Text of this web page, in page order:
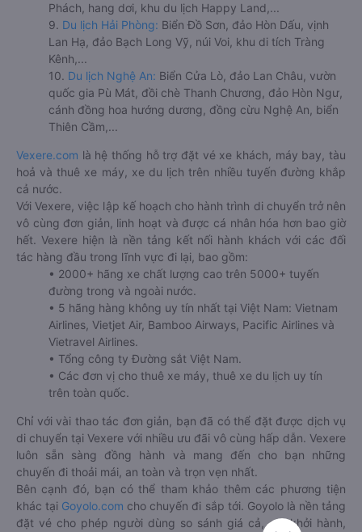
Phách, hang dơi, khu du lịch Happy Land,...
9. Du lịch Hải Phòng: Biển Đồ Sơn, đảo Hòn Dấu, vịnh
Lan Hạ, đảo Bạch Long Vỹ, núi Voi, khu di tích Tràng
Kênh,...
10. Du lịch Nghệ An: Biển Cửa Lò, đảo Lan Châu, vườn
quốc gia Pù Mát, đồi chè Thanh Chương, đảo Hòn Ngư,
cánh đồng hoa hướng dương, đồng cừu Nghệ An, biển
Thiên Cầm,...
Vexere.com là hệ thống hỗ trợ đặt vé xe khách, máy bay, tàu
hoả và thuê xe máy, xe du lịch trên nhiều tuyến đường khắp
cả nước.
Với Vexere, việc lập kế hoạch cho hành trình di chuyển trở nên
vô cùng đơn giản, linh hoạt và được cá nhân hóa hơn bao giờ
hết. Vexere hiện là nền tảng kết nối hành khách với các đối
tác hàng đầu trong lĩnh vực đi lại, bao gồm:
• 2000+ hãng xe chất lượng cao trên 5000+ tuyến
đường trong và ngoài nước.
• 5 hãng hàng không uy tín nhất tại Việt Nam: Vietnam
Airlines, Vietjet Air, Bamboo Airways, Pacific Airlines và
Vietravel Airlines.
• Tổng công ty Đường sắt Việt Nam.
• Các đơn vị cho thuê xe máy, thuê xe du lịch uy tín
trên toàn quốc.
Chỉ với vài thao tác đơn giản, bạn đã có thể đặt được dịch vụ
di chuyển tại Vexere với nhiều ưu đãi vô cùng hấp dẫn. Vexere
luôn sẵn sàng đồng hành và mang đến cho bạn những
chuyến đi thoải mái, an toàn và trọn vẹn nhất.
Bên cạnh đó, bạn có thể tham khảo thêm các phương tiện
khác tại Goyolo.com cho chuyến đi sắp tới. Goyolo là nền tảng
đặt vé cho phép người dùng so sánh giá cả, giờ khởi hành,